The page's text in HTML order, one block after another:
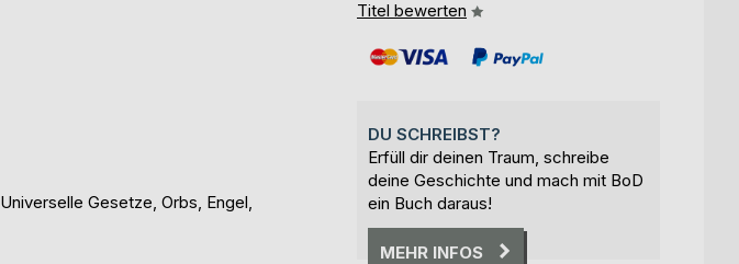
Gesetze, Orbs, Engel,
Titel bewerten
DU SCHREIBST?
Erfüll dir deinen Traum, schreibe
deine Geschichte und mach mit BoD
ein Buch daraus!
MEHR INFOS